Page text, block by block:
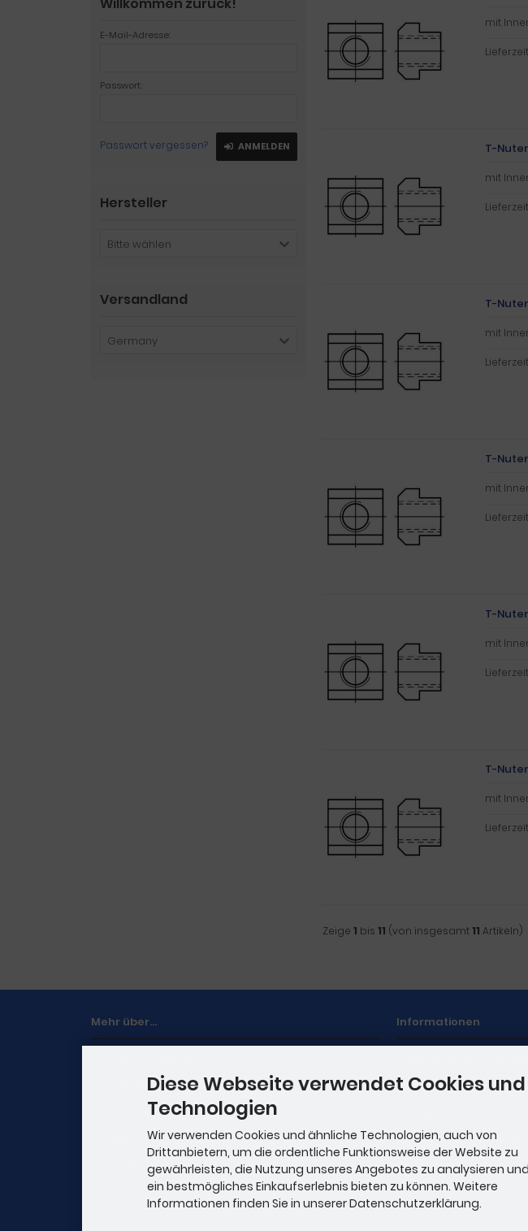
mit
T-
mit
T-
mit
T-
mit
T-
mit
T-
mit
Zeige 1 bis 11 (von insgesamt11 Artikeln)
E-Mail-Adresse:
Passwort:
Passwort vergessen? ANMELDEN
Hersteller
Bitte wählen
Versandland
Germany
Mehr über...
Lieferzeit
Bilddarstellung
Cookie Einstellungen
Informationen
Unsere AGB
Hinweise zur
Stellenangebote
Diese Webseite verwendet Cookies
Technologien
Wir verwenden Cookies und ähnliche Technologien, auch von
Drittanbietern, um die ordentliche Funktionsweise der Website zu
gewährleisten, die Nutzung unseres Angebotes zu analysieren
ein bestmögliches Einkaufserlebnis bieten zu können. Weitere
Informationen finden Sie in unserer Datenschutzerklärung.